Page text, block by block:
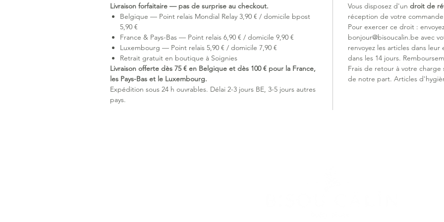
1.
Double
la
réveiller.
2.
fermer
bébé.
Livraison forfaitaire — pas de surprise au checkout.
Belgique — Point relais Mondial Relay 3,90 € / domicile bpost
5,90 €
France & Pays-Bas — Point relais 6,90 € / domicile 9,90 €
Luxembourg — Point relais 5,90 € / domicile 7,90 €
Retrait gratuit en boutique à Soignies
Livraison offerte dès 75 € en Belgique et dès 100 € pour la France,
les Pays-Bas et le Luxembourg.
Expédition sous 24 h ouvrables. Délai 2-3 jours BE, 3-5 jours autres
pays.
Vous disposez d'un droit de
réception de votre
Pour exercer ce droit :
bonjour@bisoucalin.be avec
renvoyez les articles dans
dans les 14 jours.
Frais de retour à votre
de notre part. Articles